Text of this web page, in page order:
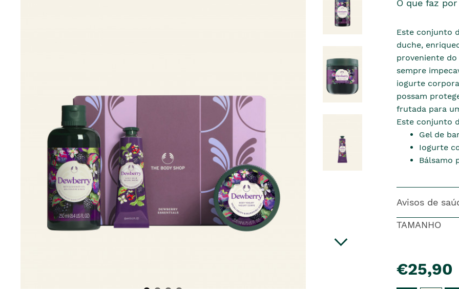
O que faz
Este conjunto
duche,
proveniente
sempre
iogurte
possam
frutada para
Este conjunto
Gel de
Iogurte
Bálsamo
Avisos de
TAMANHO
€25,90